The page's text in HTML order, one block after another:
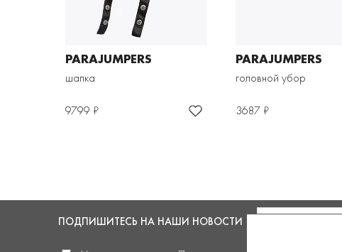
PARAJUMPERS
шапка
9799 ₽
PARAJUMPERS
головной убор
3687 ₽
ПОДПИШИТЕСЬ НА НАШИ НОВОСТИ